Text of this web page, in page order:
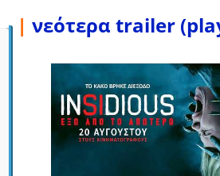
| νεότερα trailer